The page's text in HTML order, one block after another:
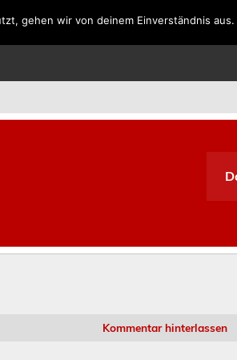
GRIECHENLAND SÜDAFRIKA
Kommentar hinterlassen
gehen wir von deinem Einverständnis aus.